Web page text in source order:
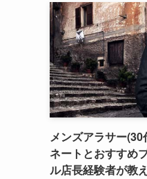
メンズアラサー
ネートとおすすめ
ル店長経験者が教